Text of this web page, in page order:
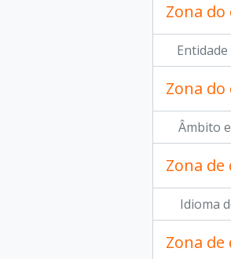
Zona
Zona
Âmbito
Zona de
Idioma
Zona de